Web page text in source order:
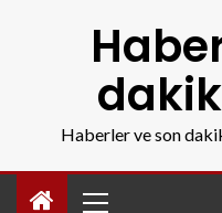
Haberler ve son